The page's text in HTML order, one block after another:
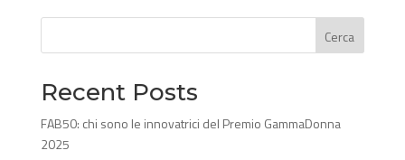
Cerca
Recent Posts
FAB50: chi sono le innovatrici del Premio GammaDonna
2025